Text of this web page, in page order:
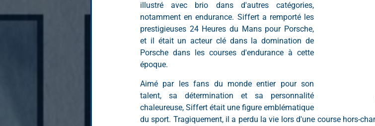
illustré avec brio dans d'autres catégories,
notamment en endurance. Siffert a remporté les
prestigieuses 24 Heures du Mans pour Porsche,
et il était un acteur clé dans la domination de
Porsche dans les courses d'endurance à cette
époque.
Aimé par les fans du monde entier pour son
talent, sa détermination et sa personnalité
chaleureuse, Siffert était une figure emblématique
du sport. Tragiquement, il a perdu la vie lors d'une course hors-